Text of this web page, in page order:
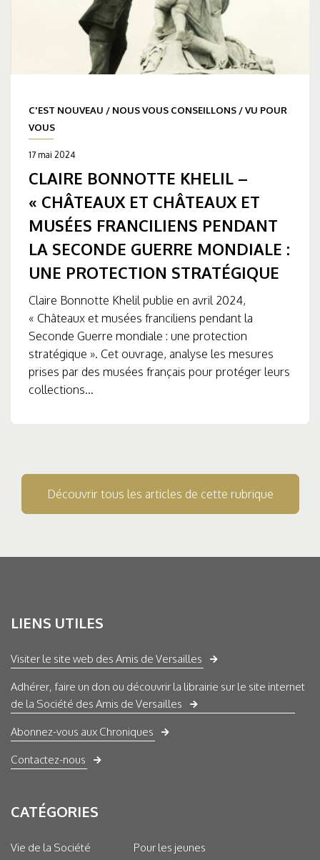
C'EST NOUVEAU / NOUS VOUS CONSEILLONS /VU POUR
VOUS
17 mai 2024
CLAIRE BONNOTTE KHELIL –
« CHÂTEAUX ET CHÂTEAUX ET
MUSÉES FRANCILIENS PENDANT
LA SECONDE GUERRE MONDIALE :
UNE PROTECTION STRATÉGIQUE
Claire Bonnotte Khelil publie en avril 2024,
« Châteaux et musées franciliens pendant la
Seconde Guerre mondiale : une protection
stratégique ». Cet ouvrage, analyse les mesures
prises par des musées français pour protéger leurs
collections...
Découvrir tous les articles de cette rubrique
LIENS UTILES
Visiter le site web des Amis de Versailles
Adhérer, faire un don ou découvrir la librairie sur le site internet
de la Société des Amis de Versailles
Abonnez-vous aux Chroniques
Contactez-nous
CATÉGORIES
Vie de la Société
Pour les jeunes